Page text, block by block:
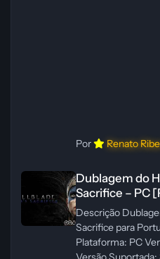
Por Renato
Dublagem do
Sacrifice – PC
Descrição
Sacrifice para
Plataforma: PC